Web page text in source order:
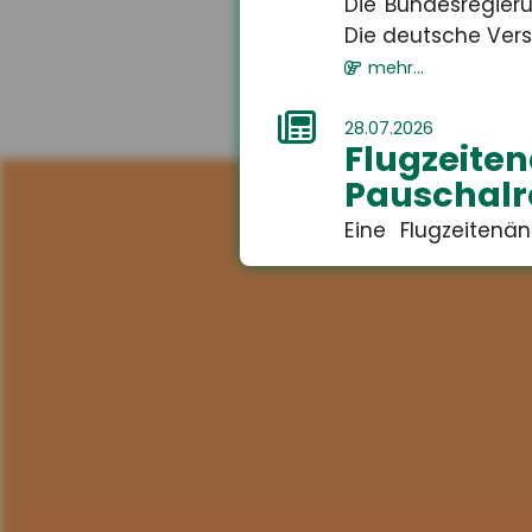
Die deutsche
mehr...
28.07.2026
Eine
führen. Das
Jugendliche